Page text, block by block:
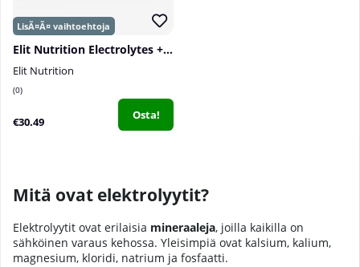
Elit Nutrition Electrolytes + Vitamin C, 200 g
Elit Nutrition
0
€30.49 Osta!
Mitä ovat elektrolyytit?
Elektrolyytit ovat erilaisia mineraaleja, joilla kaikilla on
sähköinen varaus kehossa. Yleisimpiä ovat kalsium, kalium,
magnesium, kloridi, natrium ja fosfaatti.